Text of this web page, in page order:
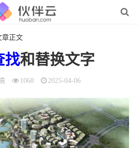
章正文
找和替换文字
1068 2025-04-06